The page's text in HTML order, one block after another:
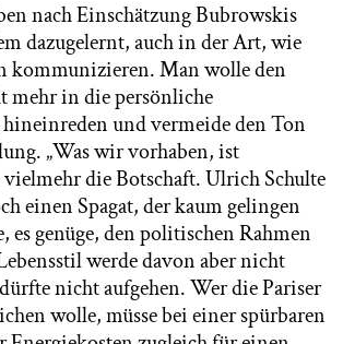
nach Einschätzung Bubrowskis
dazugelernt, auch in der Art, wie
kommunizieren. Man wolle den
mehr in die persönliche
und vermeide den Ton
„Was wir vorhaben, ist
vielmehr die Botschaft. Ulrich Schulte
einen Spagat, der kaum gelingen
es genüge, den politischen Rahmen
werde davon aber nicht
nicht aufgehen. Wer die Pariser
wolle, müsse bei einer spürbaren